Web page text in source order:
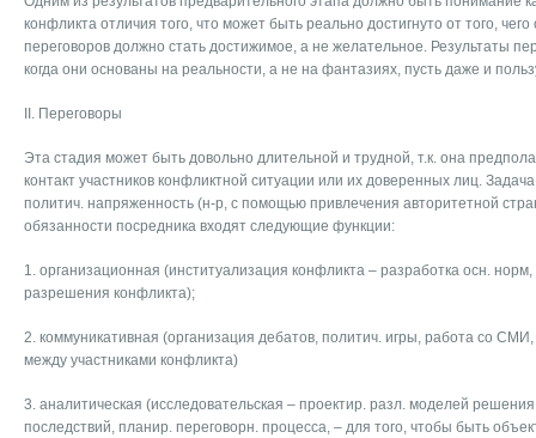
конфликта отличия того, что может быть реально достигнуто от того,
переговоров должно стать достижимое, а не желательное. Результаты
когда они основаны на реальности, а не на фантазиях, пусть даже и
II. Переговоры
Эта стадия может быть довольно длительной и трудной, т.к. она
контакт участников конфликтной ситуации или их доверенных лиц.
политич. напряженность (н-р, с помощью привлечения авторитетной
обязанности посредника входят следующие функции:
1. организационная (институализация конфликта – разработка осн.
разрешения конфликта);
2. коммуникативная (организация дебатов, политич. игры, работа со
между участниками конфликта)
3. аналитическая (исследовательская – проектир. разл. моделей
последствий, планир. переговорн. процесса, – для того, чтобы быть